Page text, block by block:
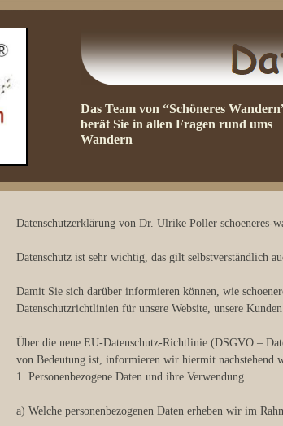
Datenschutzerklärung von Dr. Ulrike Poller schoeneres-
Datenschutz ist sehr wichtig, das gilt selbstverständlich
Damit Sie sich darüber informieren können, wie
Datenschutzrichtlinien für unsere Website, unsere
Über die neue EU-Datenschutz-Richtlinie (DSGVO –
von Bedeutung ist, informieren wir hiermit nachstehend
1. Personenbezogene Daten und ihre Verwendung
a) Welche personenbezogenen Daten erheben wir im
Das Team von “Schöneres
berät Sie in allen Fragen rund ums
Wandern